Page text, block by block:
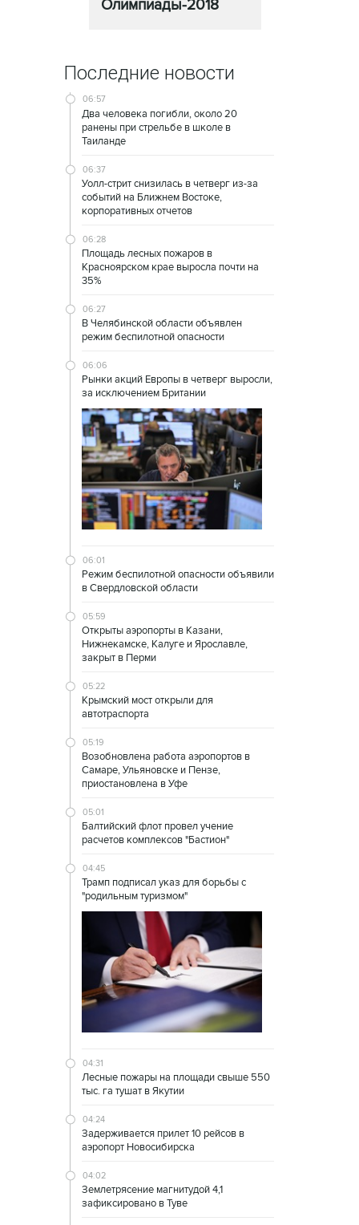
Олимпиады-2018
Последние новости
06:57
Два человека погибли, около 20
ранены при стрельбе в школе в
Таиланде
06:37
Уолл-стрит снизилась в четверг из-за
событий на Ближнем Востоке,
корпоративных отчетов
06:28
Площадь лесных пожаров в
Красноярском крае выросла почти на
35%
06:27
В Челябинской области объявлен
режим беспилотной опасности
06:06
Рынки акций Европы в четверг выросли,
за исключением Британии
06:01
Режим беспилотной опасности объявили
в Свердловской области
05:59
Открыты аэропорты в Казани,
Нижнекамске, Калуге и Ярославле,
закрыт в Перми
05:22
Крымский мост открыли для
автотраспорта
05:19
Возобновлена работа аэропортов в
Самаре, Ульяновске и Пензе,
приостановлена в Уфе
05:01
Балтийский флот провел учение
расчетов комплексов "Бастион"
04:45
Трамп подписал указ для борьбы с
"родильным туризмом"
04:31
Лесные пожары на площади свыше 550
тыс. га тушат в Якутии
04:24
Задерживается прилет 10 рейсов в
аэропорт Новосибирска
04:02
Землетрясение магнитудой 4,1
зафиксировано в Туве